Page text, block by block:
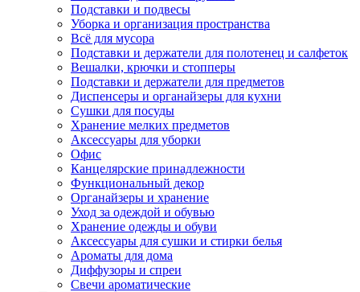
Подставки и подвесы
Уборка и организация пространства
Всё для мусора
Подставки и держатели для полотенец и салфеток
Вешалки, крючки и стопперы
Подставки и держатели для предметов
Диспенсеры и органайзеры для кухни
Сушки для посуды
Хранение мелких предметов
Аксессуары для уборки
Офис
Канцелярские принадлежности
Функциональный декор
Органайзеры и хранение
Уход за одеждой и обувью
Хранение одежды и обуви
Аксессуары для сушки и стирки белья
Ароматы для дома
Диффузоры и спреи
Свечи ароматические